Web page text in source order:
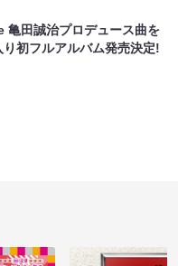
亀田誠治プロデュース曲を
初フルアルバム発売決定!